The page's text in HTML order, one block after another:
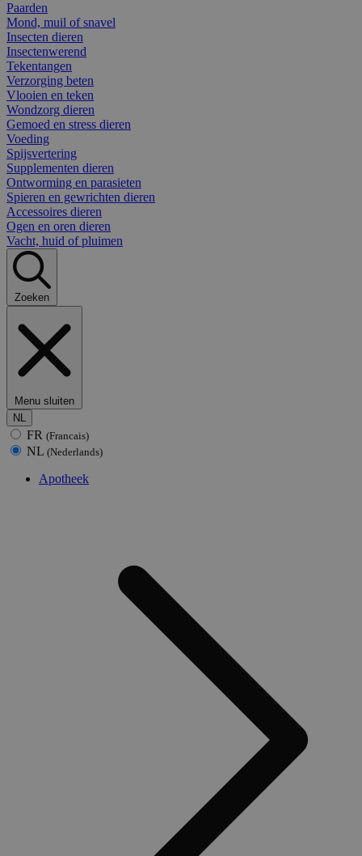
Paarden
Mond, muil of snavel
Insecten dieren
Insectenwerend
Tekentangen
Verzorging beten
Vlooien en teken
Wondzorg dieren
Gemoed en stress dieren
Voeding
Spijsvertering
Supplementen dieren
Ontworming en parasieten
Spieren en gewrichten dieren
Accessoires dieren
Ogen en oren dieren
Vacht, huid of pluimen
Zoeken
Menu sluiten
NL
FR (Francais)
NL (Nederlands)
Apotheek